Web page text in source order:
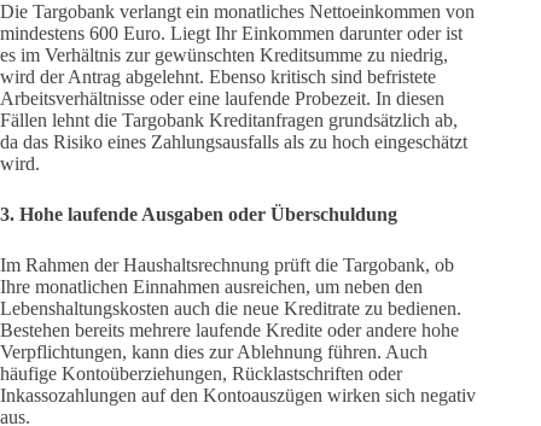
Die Targobank verlangt ein monatliches Nettoeinkommen von
mindestens 600 Euro. Liegt Ihr Einkommen darunter oder ist
es im Verhältnis zur gewünschten Kreditsumme zu niedrig,
wird der Antrag abgelehnt. Ebenso kritisch sind befristete
Arbeitsverhältnisse oder eine laufende Probezeit. In diesen
Fällen lehnt die Targobank Kreditanfragen grundsätzlich ab,
da das Risiko eines Zahlungsausfalls als zu hoch eingeschätzt
wird.
3. Hohe laufende Ausgaben oder Überschuldung
Im Rahmen der Haushaltsrechnung prüft die Targobank, ob
Ihre monatlichen Einnahmen ausreichen, um neben den
Lebenshaltungskosten auch die neue Kreditrate zu bedienen.
Bestehen bereits mehrere laufende Kredite oder andere hohe
Verpflichtungen, kann dies zur Ablehnung führen. Auch
häufige Kontoüberziehungen, Rücklastschriften oder
Inkassozahlungen auf den Kontoauszügen wirken sich negativ
aus.